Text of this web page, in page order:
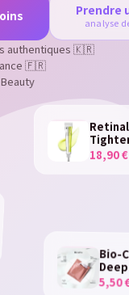
Prendre
analyse
authentiques 🇰🇷
🇫🇷
18,90 €
Bio-
5,50